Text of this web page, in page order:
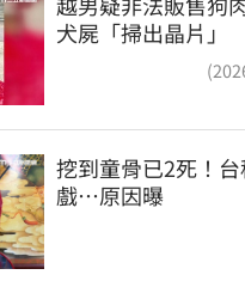
犬屍「掃出晶片」
挖到童骨已2死！
戲…原因曝